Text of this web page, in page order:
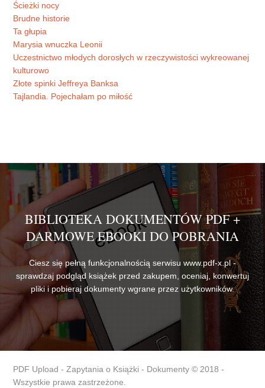
Ścieżki nocy
Brudne historie
Ta głupia
Marysia wnuczka Leonii
Uczestnictwo młodych dorosłych w rzeczywistości wykreowanej
kulturowo
Złote spinki Jeffreya Banksa
Tajlandia. Pojechałam po miłość
BIBLIOTEKA DOKUMENTÓW PDF +
DARMOWE EBOOKI DO POBRANIA
Ciesz się pełną funkcjonalnością serwisu www.pdf-x.pl -
sprawdzaj podgląd książek przed zakupem, oceniaj, konwertuj
pliki i pobieraj dokumenty wgrane przez użytkowników.
PDF Upload - Zapytania o Książki - Dokumenty © 2018 -
Wszystkie prawa zastrzeżone.